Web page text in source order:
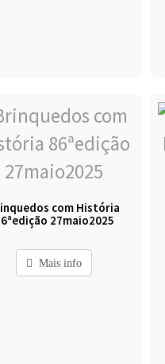
com História
27maio2025
Mais info